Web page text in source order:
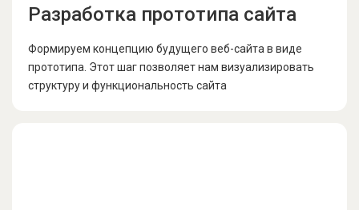
Разработка прототипа сайта
Формируем концепцию будущего веб-сайта в виде
прототипа. Этот шаг позволяет нам визуализировать
структуру и функциональность сайта